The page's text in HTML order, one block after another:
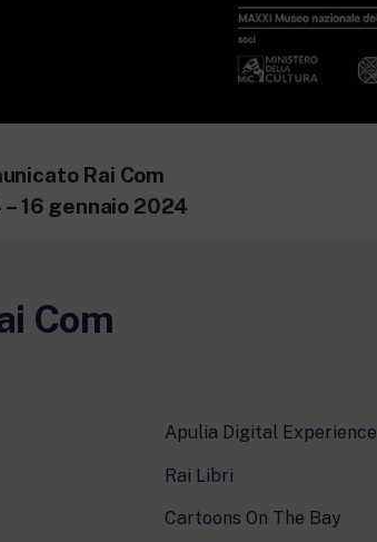
Rai Com
– 16 gennaio 2024
Com
Apulia Digital Experience
Rai Libri
Cartoons On The Bay